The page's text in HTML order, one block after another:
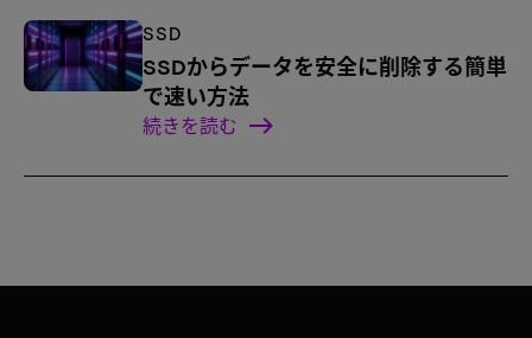
SSD
SSDからデータを安全に削除する簡単
で速い方法
続きを読む